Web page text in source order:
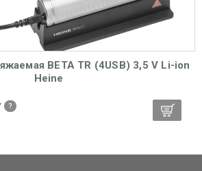
BETA ТR (4USB) 3,5 V Li-ion
Heine